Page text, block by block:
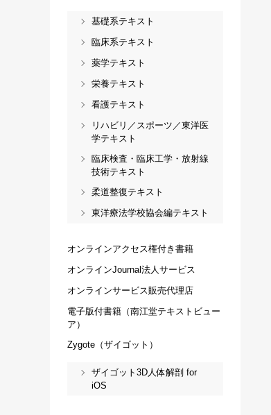
基礎系テキスト
臨床系テキスト
薬学テキスト
栄養テキスト
看護テキスト
リハビリ／スポーツ／東洋医
学テキスト
臨床検査・臨床工学・放射線
技術テキスト
柔道整復テキスト
東洋療法学校協会編テキスト
オンラインアクセス権付き書籍
オンラインJournal法人サービス
オンラインサービス販売代理店
電子版付書籍（南江堂テキストビュー
ア）
Zygote（ザイゴット）
ザイゴット3D人体解剖 for
iOS